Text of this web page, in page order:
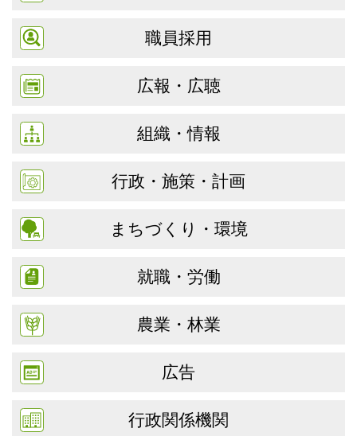
職員採用
広報・広聴
組織・情報
行政・施策・計画
まちづくり・環境
就職・労働
農業・林業
広告
行政関係機関